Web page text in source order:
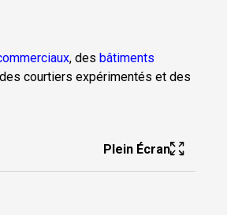
, des bâtiments
courtiers expérimentés et des
Plein Écran